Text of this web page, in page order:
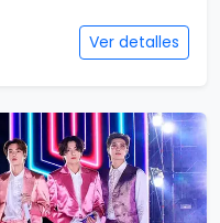
Ver detalles